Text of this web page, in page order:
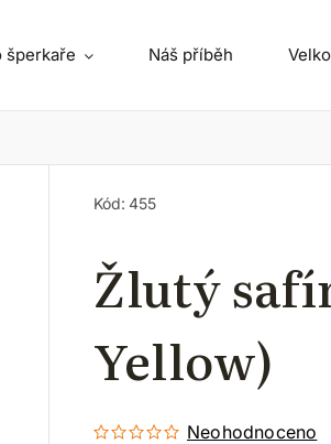
šperkaře Náš příběh
Žlutý
Yellow)
Kód: 455
Neohodnoceno